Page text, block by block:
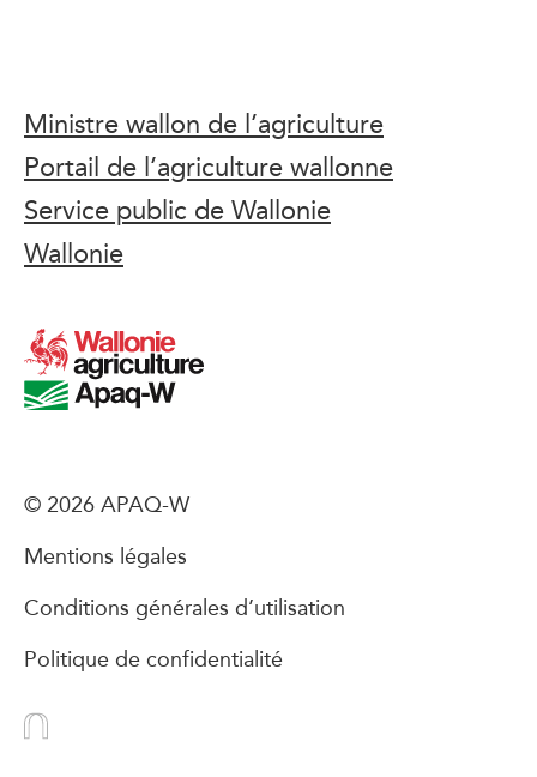
Ministre wallon de l’agriculture
Portail de l’agriculture wallonne
Service public de Wallonie
Wallonie
© 2026 APAQ-W
Mentions légales
Conditions générales d’utilisation
Politique de confidentialité